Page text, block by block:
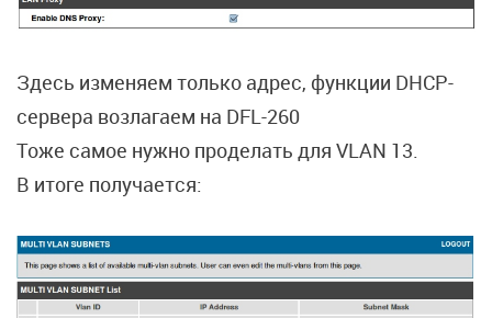
Здесь изменяем только адрес, функции DHCP-
сервера возлагаем на DFL-260
Тоже самое нужно проделать для VLAN 13.
В итоге получается: